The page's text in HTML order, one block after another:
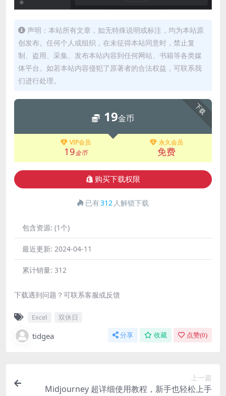
声明：本站所有文章，如无特殊说明或标注，均为本站原
创发布。任何个人或组织，在未征得本站同意时，禁止复
制、盗用、采集、发布本站内容到任何网站、书籍等各类媒
体平台。如若本站内容侵犯了原著者的合法权益，可联系我
们进行处理。
下载
19金币
VIP会员
19金币
永久会员
免费
购买下载权限
已有312 人解锁下载
包含资源: (1个)
最近更新: 2024-04-11
累计销量: 312
下载遇到问题？可联系客服或反馈
Excel 双休日
tidgea 分享 收藏 点赞(0)
上一篇
Midjourney 超详细使用教程，新手也轻松上手